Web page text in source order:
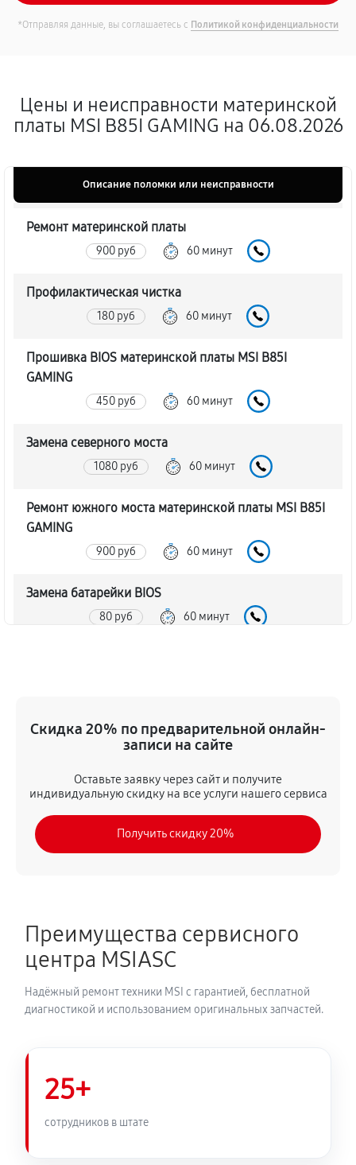
*Отправляя данные, вы соглашаетесь с Политикой конфиденциальности
Цены и неисправности материнской
платы MSI B85I GAMING на 06.08.2026
Описание поломки или неисправности
Ремонт материнской платы
900 руб 60 минут
Профилактическая чистка
180 руб 60 минут
Прошивка BIOS материнской платы MSI B85I
GAMING
450 руб 60 минут
Замена северного моста
1080 руб 60 минут
Ремонт южного моста материнской платы MSI B85I
GAMING
900 руб 60 минут
Замена батарейки BIOS
80 руб 60 минут
Скидка 20% по предварительной онлайн-
записи на сайте
Оставьте заявку через сайт и получите
индивидуальную скидку на все услуги нашего сервиса
Получить скидку 20%
Преимущества сервисного
центра MSIASC
Надёжный ремонт техники MSI с гарантией, бесплатной
диагностикой и использованием оригинальных запчастей.
25+
сотрудников в штате